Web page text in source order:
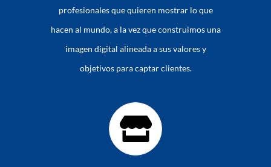
profesionales que quieren mostrar lo que
hacen al mundo, a la vez que construimos una
imagen digital alineada a sus valores y
objetivos para captar clientes.